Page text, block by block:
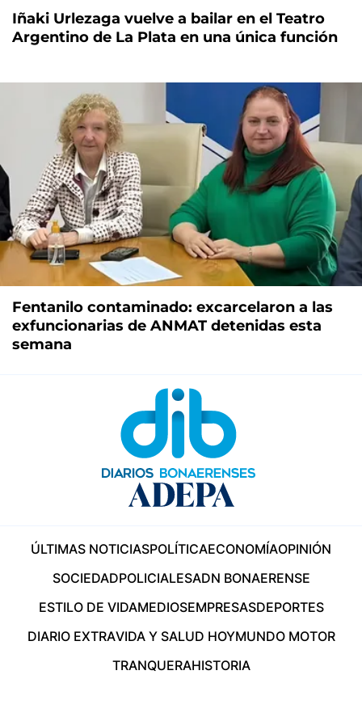
Iñaki Urlezaga vuelve a bailar en el Teatro
Argentino de La Plata en una única función
Fentanilo contaminado: excarcelaron a las
exfuncionarias de ANMAT detenidas esta
semana
ÚLTIMAS NOTICIASPOLÍTICAECONOMÍAOPINIÓN
SOCIEDADPOLICIALESADN BONAERENSE
ESTILO DE VIDAMEDIOSEMPRESASDEPORTES
DIARIO EXTRAVIDA Y SALUD HOYMUNDO MOTOR
TRANQUERAHISTORIA